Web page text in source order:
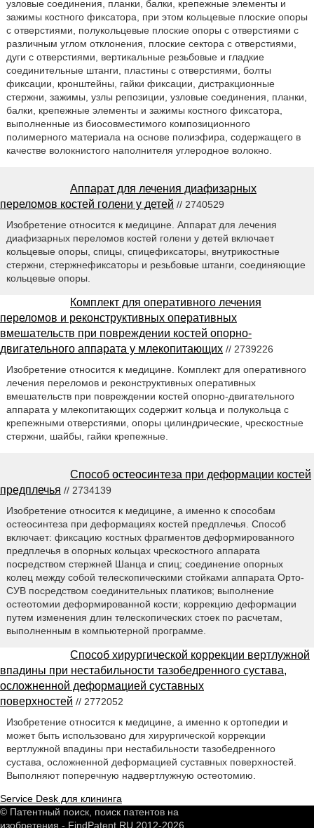
узловые соединения, планки, балки, крепежные элементы и
зажимы костного фиксатора, при этом кольцевые плоские опоры
с отверстиями, полукольцевые плоские опоры с отверстиями с
различным углом отклонения, плоские сектора с отверстиями,
дуги с отверстиями, вертикальные резьбовые и гладкие
соединительные штанги, пластины с отверстиями, болты
фиксации, кронштейны, гайки фиксации, дистракционные
стержни, зажимы, узлы репозиции, узловые соединения, планки,
балки, крепежные элементы и зажимы костного фиксатора,
выполненные из биосовместимого композиционного
полимерного материала на основе полиэфира, содержащего в
качестве волокнистого наполнителя углеродное волокно.
Аппарат для лечения диафизарных
переломов костей голени у детей // 2740529
Изобретение относится к медицине. Aппарат для лечения
диафизарных переломов костей голени у детей включает
кольцевые опоры, спицы, спицефиксаторы, внутрикостные
стержни, стержнефиксаторы и резьбовые штанги, соединяющие
кольцевые опоры.
Комплект для оперативного лечения
переломов и реконструктивных оперативных
вмешательств при повреждении костей опорно-
двигательного аппарата у млекопитающих // 2739226
Изобретение относится к медицине. Комплект для оперативного
лечения переломов и реконструктивных оперативных
вмешательств при повреждении костей опорно-двигательного
аппарата у млекопитающих содержит кольца и полукольца с
крепежными отверстиями, опоры цилиндрические, чрескостные
стержни, шайбы, гайки крепежные.
Способ остеосинтеза при деформации костей
предплечья // 2734139
Изобретение относится к медицине, а именно к способам
остеосинтеза при деформациях костей предплечья. Способ
включает: фиксацию костных фрагментов деформированного
предплечья в опорных кольцах чрескостного аппарата
посредством стержней Шанца и спиц; соединение опорных
колец между собой телескопическими стойками аппарата Орто-
СУВ посредством соединительных платиков; выполнение
остеотомии деформированной кости; коррекцию деформации
путем изменения длин телескопических стоек по расчетам,
выполненным в компьютерной программе.
Способ хирургической коррекции вертлужной
впадины при нестабильности тазобедренного сустава,
осложненной деформацией суставных
поверхностей // 2772052
Изобретение относится к медицине, а именно к ортопедии и
может быть использовано для хирургической коррекции
вертлужной впадины при нестабильности тазобедренного
сустава, осложненной деформацией суставных поверхностей.
Выполняют поперечную надвертлужную остеотомию.
Service Desk для клининга
© Патентный поиск, поиск патентов на
изобретения - FindPatent.RU 2012-2026